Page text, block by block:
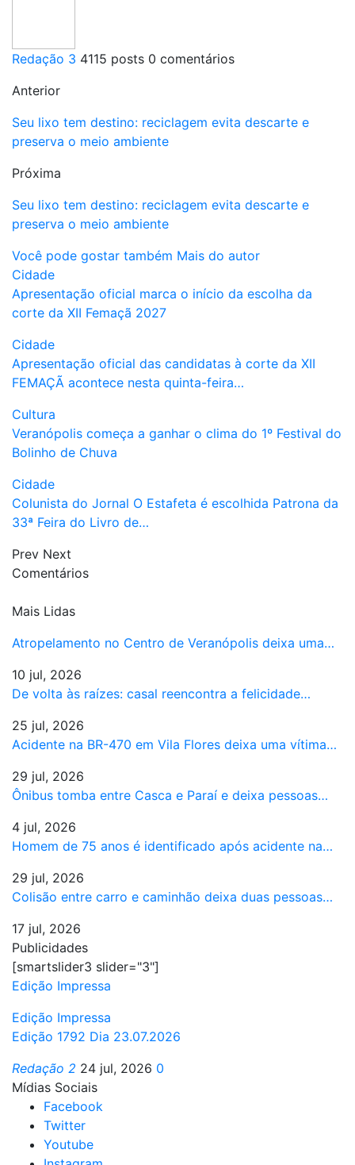
Redação 3 4115 posts 0 comentários
Anterior
Seu lixo tem destino: reciclagem evita descarte e
preserva o meio ambiente
Próxima
Seu lixo tem destino: reciclagem evita descarte e
preserva o meio ambiente
Você pode gostar também Mais do autor
Cidade
Apresentação oficial marca o início da escolha da
corte da XII Femaçã 2027
Cidade
Apresentação oficial das candidatas à corte da XII
FEMAÇÃ acontece nesta quinta-feira…
Cultura
Veranópolis começa a ganhar o clima do 1º Festival do
Bolinho de Chuva
Cidade
Colunista do Jornal O Estafeta é escolhida Patrona da
33ª Feira do Livro de…
Prev Next
Comentários
Mais Lidas
Atropelamento no Centro de Veranópolis deixa uma…
10 jul, 2026
De volta às raízes: casal reencontra a felicidade…
25 jul, 2026
Acidente na BR-470 em Vila Flores deixa uma vítima…
29 jul, 2026
Ônibus tomba entre Casca e Paraí e deixa pessoas…
4 jul, 2026
Homem de 75 anos é identificado após acidente na…
29 jul, 2026
Colisão entre carro e caminhão deixa duas pessoas…
17 jul, 2026
Publicidades
[smartslider3 slider="3"]
Edição Impressa
Edição Impressa
Edição 1792 Dia 23.07.2026
Redação 2 24 jul, 2026 0
Mídias Sociais
Facebook
Twitter
Youtube